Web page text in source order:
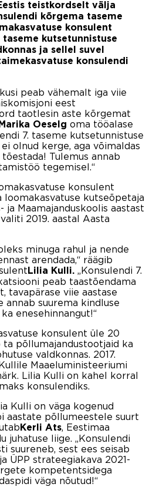
teistkordselt välja
kõrgema taseme
konsulent
taseme kutsetunnistuse
ja sellel suvel
konsulendi
peab vähemalt iga viie
eest
taotlesin aste kõrgemat
Marika Oeselg oma tööalase
7. taseme kutsetunnistuse
olnud kerge, aga võimaldas
Tulemus annab
tegemisel.“
konsulent
loomakasvatuse kutseõpetaja
ja Maamajanduskoolis aastast
2019. aastal Aasta
minuga rahul ja nende
arendada,“ räägib
Lilia Kulli. „Konsulendi 7.
peab taastõendama
tavapärase viie aastase
annab suurema kindluse
enesehinnangut!“
konsulent üle 20
ta põllumajandustootjaid ka
valdkonnas. 2017.
Maaeluministeeriumi
Lilia Kulli on kahel korral
konsulendiks.
Kulli on väga kogenud
aastate põllumeestele suurt
Kerli Ats, Eestimaa
juhatuse liige. „Konsulendi
suureneb, sest ees seisab
ÜPP strateegiakava 2021-
kompetentsidega
väga nõutud!“